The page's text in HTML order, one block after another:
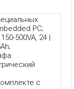
PC;
500VA, 24 |
с